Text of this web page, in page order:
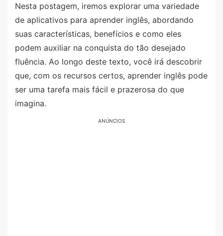
Nesta postagem, iremos explorar uma variedade
de aplicativos para aprender inglês, abordando
suas características, benefícios e como eles
podem auxiliar na conquista do tão desejado
fluência. Ao longo deste texto, você irá descobrir
que, com os recursos certos, aprender inglês pode
ser uma tarefa mais fácil e prazerosa do que
imagina.
ANÚNCIOS